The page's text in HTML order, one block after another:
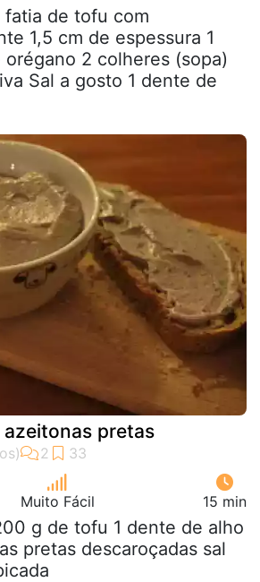
fatia de tofu com
1,5 cm de espessura 1
2 colheres (sopa)
Sal a gosto 1 dente de
pretas
Muito Fácil 15 min
g de tofu 1 dente de alho
pretas descaroçadas sal